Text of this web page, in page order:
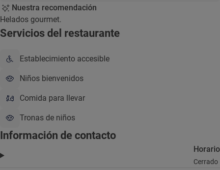
Nuestra recomendación
Helados gourmet.
Servicios del restaurante
Establecimiento accesible
Niños bienvenidos
Comida para llevar
Tronas de niños
Información de contacto
Horario
Cerrado